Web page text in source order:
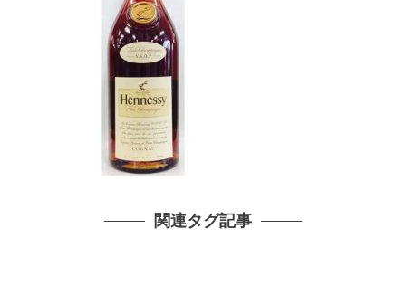
関連タグ記事